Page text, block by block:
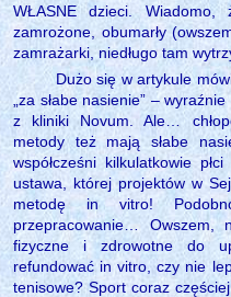
WŁASNE dzieci. Wiadomo,
zamrożone, obumarły
zamrażarki, niedługo tam
Dużo się w artykule
„za słabe nasienie” –
z kliniki Novum. Ale…
metody też mają słabe
współcześni kilkulatkowie
ustawa, której projektów w
metodę in vitro!
przepracowanie… Owszem,
fizyczne i zdrowotne do
refundować in vitro, czy nie
tenisowe? Sport coraz